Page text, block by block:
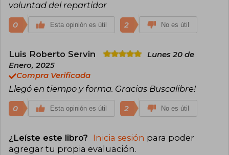
voluntad del repartidor
0 Esta opinión es útil 2 No es útil
Luis Roberto Servin
Lunes 20 de
Enero, 2025
Compra Verificada
Llegó en tiempo y forma. Gracias Buscalibre!
0 Esta opinión es útil 2 No es útil
¿Leíste este libro? Inicia sesión para poder
agregar tu propia evaluación.